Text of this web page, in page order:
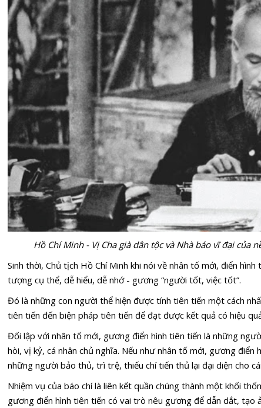
Hồ Chí Minh - Vị Cha già dân tộc và Nhà báo vĩ đại của
Sinh thời, Chủ tịch Hồ Chí Minh khi nói về nhân tố mới, điển
tượng cụ thể, dễ hiểu, dễ nhớ - gương “người tốt, việc tốt”.
Đó là những con người thể hiện được tính tiên tiến một cách
tiên tiến đến biện pháp tiên tiến để đạt được kết quả có hiệu
Đối lập với nhân tố mới, gương điển hình tiên tiến là những
hòi, vị kỷ, cá nhân chủ nghĩa. Nếu như nhân tố mới, gương điển
những người bảo thủ, trì trệ, thiếu chí tiến thủ lại đại diện cho
Nhiệm vụ của báo chí là liên kết quần chúng thành một khối
gương điển hình tiên tiến có vai trò nêu gương để dẫn dắt, tạo